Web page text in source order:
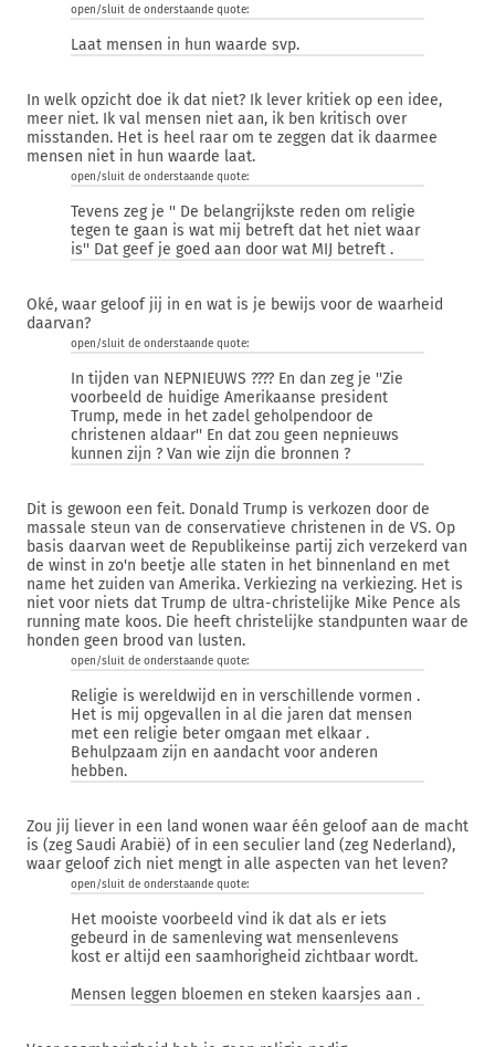
open/sluit de onderstaande quote:
Laat mensen in hun waarde svp.
In welk opzicht doe ik dat niet? Ik lever kritiek op een idee,
meer niet. Ik val mensen niet aan, ik ben kritisch over
misstanden. Het is heel raar om te zeggen dat ik daarmee
mensen niet in hun waarde laat.
open/sluit de onderstaande quote:
Tevens zeg je '' De belangrijkste reden om religie
tegen te gaan is wat mij betreft dat het niet waar
is'' Dat geef je goed aan door wat MIJ betreft .
Oké, waar geloof jij in en wat is je bewijs voor de waarheid
daarvan?
open/sluit de onderstaande quote:
In tijden van NEPNIEUWS ???? En dan zeg je ''Zie
voorbeeld de huidige Amerikaanse president
Trump, mede in het zadel geholpendoor de
christenen aldaar'' En dat zou geen nepnieuws
kunnen zijn ? Van wie zijn die bronnen ?
Dit is gewoon een feit. Donald Trump is verkozen door de
massale steun van de conservatieve christenen in de VS. Op
basis daarvan weet de Republikeinse partij zich verzekerd van
de winst in zo'n beetje alle staten in het binnenland en met
name het zuiden van Amerika. Verkiezing na verkiezing. Het is
niet voor niets dat Trump de ultra-christelijke Mike Pence als
running mate koos. Die heeft christelijke standpunten waar de
honden geen brood van lusten.
open/sluit de onderstaande quote:
Religie is wereldwijd en in verschillende vormen .
Het is mij opgevallen in al die jaren dat mensen
met een religie beter omgaan met elkaar .
Behulpzaam zijn en aandacht voor anderen
hebben.
Zou jij liever in een land wonen waar één geloof aan de macht
is (zeg Saudi Arabië) of in een seculier land (zeg Nederland),
waar geloof zich niet mengt in alle aspecten van het leven?
open/sluit de onderstaande quote:
Het mooiste voorbeeld vind ik dat als er iets
gebeurd in de samenleving wat mensenlevens
kost er altijd een saamhorigheid zichtbaar wordt.
Mensen leggen bloemen en steken kaarsjes aan .